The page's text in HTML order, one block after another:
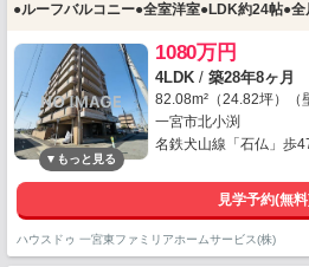
●ルーフバルコニー●全室洋室●LDK約24帖●全
1080万円
4LDK / 築28年8ヶ月
82.08m²（24.82坪）（
一宮市北小渕
名鉄犬山線「石仏」歩
見学予約(無
ハウスドゥ 一宮東ファミリアホームサービス(株)